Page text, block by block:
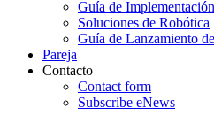
Guía de
Soluciones de Robótica
Guía de Lanzamiento
Pareja
Contacto
Contact form
Subscribe eNews